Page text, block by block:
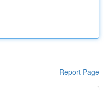
Report Page